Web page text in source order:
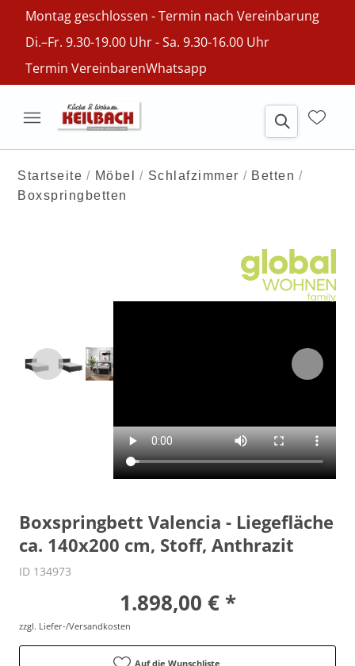
Montag geschlossen - Termin nach Vereinbarung
Di.–Fr. 9.30-19.00 Uhr - Sa. 9.30-16.00 Uhr
Termin VereinbarenWhatsapp
Startseite Möbel Schlafzimmer
Betten
Boxspringbetten
Boxspringbett Valencia - Liegefläche
ca. 140x200 cm, Stoff, Anthrazit
ID 134973
1.898,00 € *
zzgl. Liefer-/Versandkosten
Auf die Wunschliste